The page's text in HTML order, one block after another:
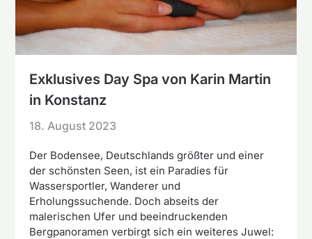
Exklusives Day Spa von Karin Martin
in Konstanz
18. August 2023
Der Bodensee, Deutschlands größter und einer
der schönsten Seen, ist ein Paradies für
Wassersportler, Wanderer und
Erholungssuchende. Doch abseits der
malerischen Ufer und beeindruckenden
Bergpanoramen verbirgt sich ein weiteres Juwel: